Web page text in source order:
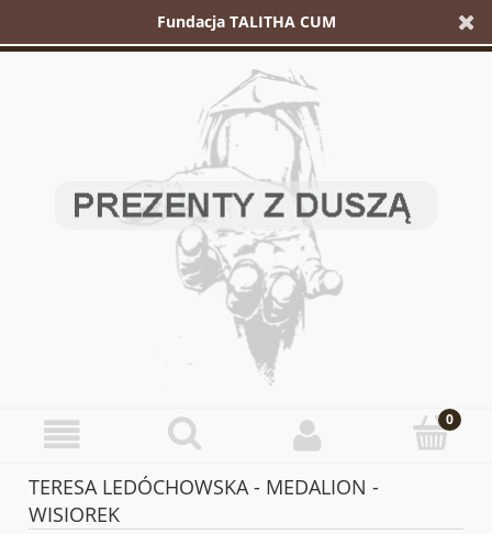
Fundacja TALITHA CUM
TERESA LEDÓCHOWSKA - MEDALION -
WISIOREK